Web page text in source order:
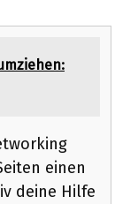
einen
deine Hilfe